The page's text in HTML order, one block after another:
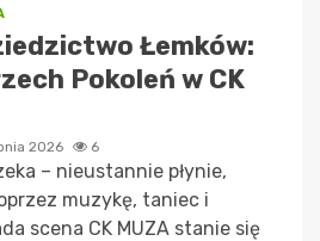
Łemków:
Pokoleń w CK
2026 6
– nieustannie płynie,
muzykę, taniec i
scena CK MUZA stanie się